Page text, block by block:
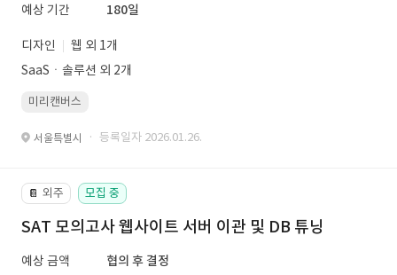
예상 기간
180일
디자인
웹 외 1개
SaaSㆍ솔루션 외 2개
미리캔버스
서울특별시 · 등록일자 2026.01.26.
📔 외주 모집 중
SAT 모의고사 웹사이트 서버 이관 및 DB 튜닝
예상 금액
협의 후 결정